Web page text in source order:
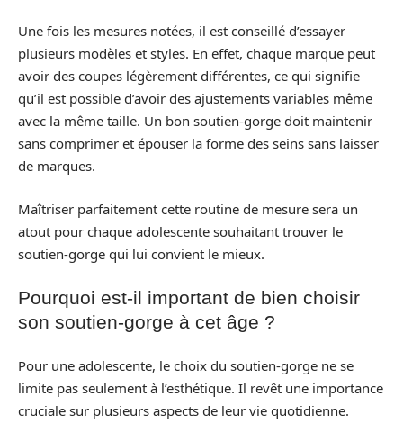
Une fois les mesures notées, il est conseillé d’essayer
plusieurs modèles et styles. En effet, chaque marque peut
avoir des coupes légèrement différentes, ce qui signifie
qu’il est possible d’avoir des ajustements variables même
avec la même taille. Un bon soutien-gorge doit maintenir
sans comprimer et épouser la forme des seins sans laisser
de marques.
Maîtriser parfaitement cette routine de mesure sera un
atout pour chaque adolescente souhaitant trouver le
soutien-gorge qui lui convient le mieux.
Pourquoi est-il important de bien choisir
son soutien-gorge à cet âge ?
Pour une adolescente, le choix du soutien-gorge ne se
limite pas seulement à l’esthétique. Il revêt une importance
cruciale sur plusieurs aspects de leur vie quotidienne.